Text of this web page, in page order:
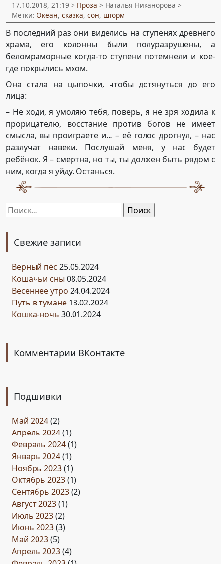
17.10.2018, 21:19 > Проза > Наталья Никанорова >
Метки: Океан, сказка, сон, шторм
В последний раз они виделись на ступенях древнего
храма, его колонны были полуразрушены, а
беломраморные когда-то ступени потемнели и кое-
где покрылись мхом.
Она стала на цыпочки, чтобы дотянуться до его
лица:
– Не ходи, я умоляю тебя, поверь, я не зря ходила к
прорицателю, восстание против богов не имеет
смысла, вы проиграете и… – её голос дрогнул, – нас
разлучат навеки. Послушай меня, у нас будет
ребёнок. Я – смертна, но ты, ты должен быть рядом с
ним, когда я уйду. Останься.
Найти:
Свежие записи
Верный пёс 25.05.2024
Кошачьи сны 08.05.2024
Весеннее утро 24.04.2024
Путь в тумане 18.02.2024
Кошка-ночь 30.01.2024
Комментарии ВКонтакте
Подшивки
Май 2024(2)
Апрель 2024(1)
Февраль 2024(1)
Январь 2024(1)
Ноябрь 2023(1)
Октябрь 2023(1)
Сентябрь 2023(2)
Август 2023(1)
Июль 2023(2)
Июнь 2023(3)
Май 2023(5)
Апрель 2023(4)